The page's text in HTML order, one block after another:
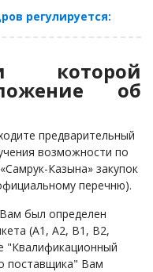
регулируется:
которой
об
предварительный
возможности по
Казына» закупок
перечню).
был определен
(А1, А2, В1, В2,
"Квалификационный
поставщика" Вам